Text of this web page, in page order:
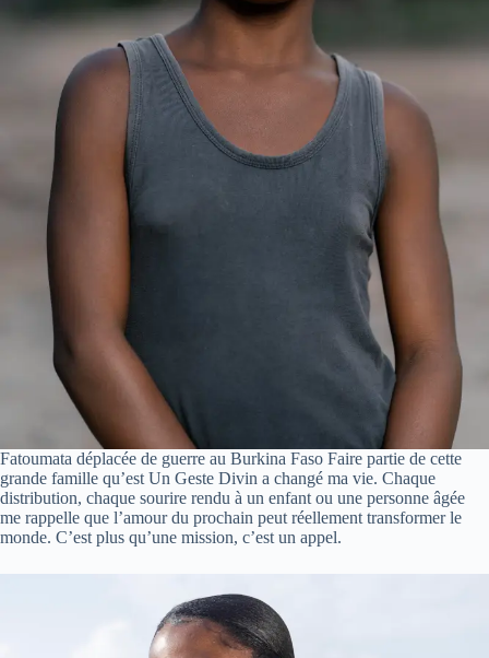
Fatoumata déplacée de guerre au Burkina Faso Faire partie de cette
grande famille qu’est Un Geste Divin a changé ma vie. Chaque
distribution, chaque sourire rendu à un enfant ou une personne âgée
me rappelle que l’amour du prochain peut réellement transformer le
monde. C’est plus qu’une mission, c’est un appel.